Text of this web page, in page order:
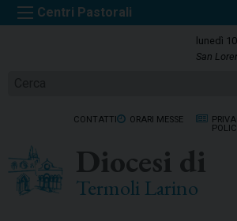
k
lunedì
San
CONTATTI ORARI MESSE
Diocesi di
Termoli Larino